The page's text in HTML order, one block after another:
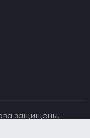
защищены.